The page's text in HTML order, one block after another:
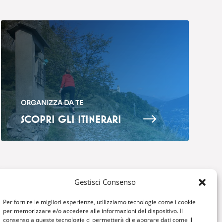
Gestisci Consenso
Per fornire le migliori esperienze, utilizziamo tecnologie come i cookie
per memorizzare e/o accedere alle informazioni del dispositivo. Il
consenso a queste tecnologie ci permetterà di elaborare dati come il
ORGANIZZA DA TE
SCOPRI GLI ITINERARI $
Montagna
OSPITALITA’
Dove mangiare